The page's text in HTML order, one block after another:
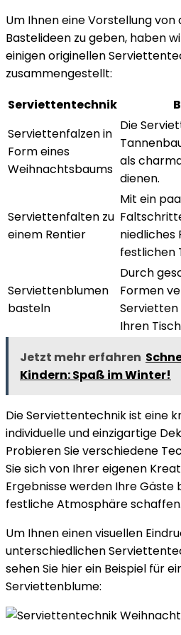
Um Ihnen eine Vorstellung
Bastelideen zu geben, haben
einigen originellen
zusammengestellt:
Serviettentechnik
Serviettenfalzen in
Form eines
Weihnachtsbaums
Die
als
dienen.
Serviettenfalten zu
einem Rentier
Mit ein
niedliches
festlichen
Serviettenblumen
basteln
Durch
Formen
Servietten
Ihren
Jetzt mehr erfahren
Kindern: Spaß im Winter!
Die Serviettentechnik ist eine
individuelle und einzigartige
Probieren Sie verschiedene
Sie sich von Ihrer eigenen
Ergebnisse werden Ihre Gäste
festliche Atmosphäre schaffen.
Um Ihnen einen visuellen
unterschiedlichen
sehen Sie hier ein Beispiel für
Serviettenblume: